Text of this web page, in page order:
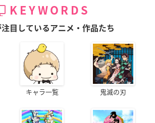
KEYWORDS
目しているアニメ・作品たち
キャラ一覧 鬼滅の刃